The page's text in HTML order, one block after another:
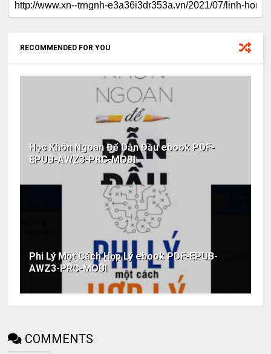
RECOMMENDED FOR YOU
Học Khôn Ngoan Để Dẫn Đầu ebook PDF-
EPUB-AWZ3-PRC-MOBI
Phi Lý Một Cách Hợp Lý ebook PDF-EPUB-
AWZ3-PRC-MOBI
COMMENTS